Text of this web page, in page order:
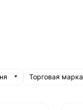
Торговая марка